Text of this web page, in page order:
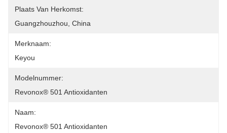
Plaats Van Herkomst:
Guangzhouzhou, China
Merknaam:
Keyou
Modelnummer:
Revonox® 501 Antioxidanten
Naam:
Revonox® 501 Antioxidanten